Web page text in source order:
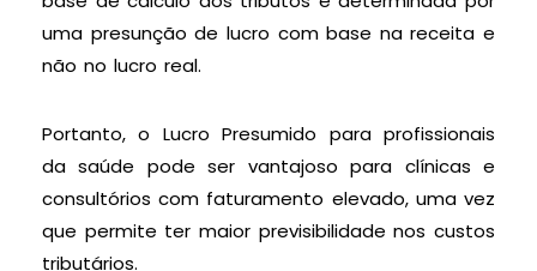
uma presunção de lucro com base na receita e
não no lucro real.
Portanto, o Lucro Presumido para profissionais
da saúde pode ser vantajoso para clínicas e
consultórios com faturamento elevado, uma vez
que permite ter maior previsibilidade nos custos
tributários.